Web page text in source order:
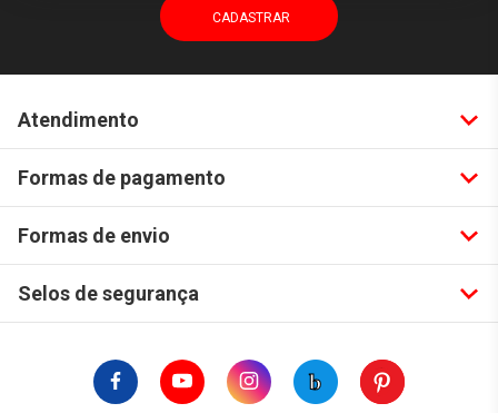
Atendimento
Formas de pagamento
Formas de envio
Selos de segurança